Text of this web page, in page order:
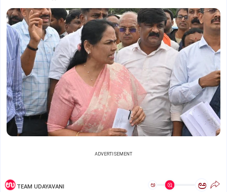
ADVERTISEMENT
TEAM UDAYAVANI ಅ ಅ